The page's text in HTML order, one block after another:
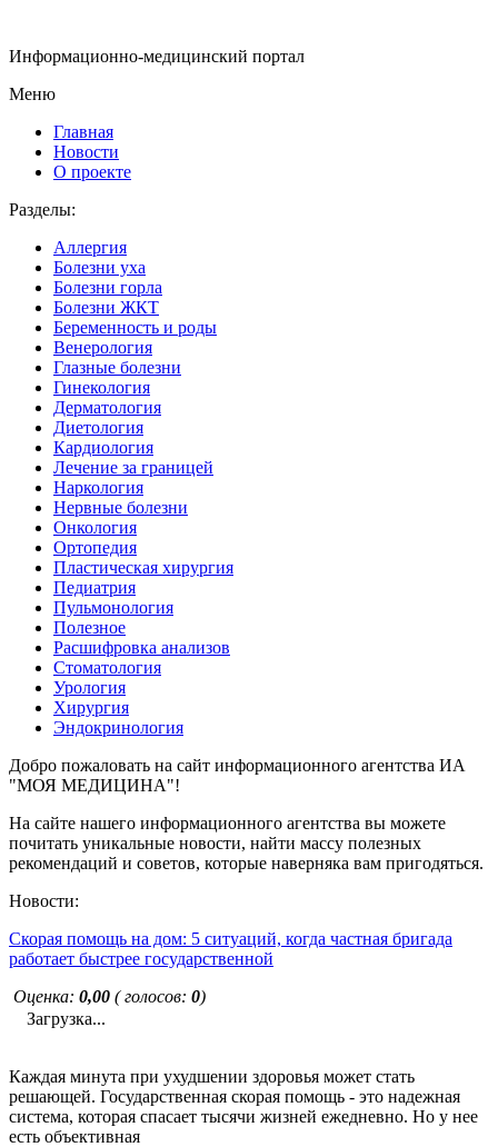
Информационно-медицинский портал
Меню
Главная
Новости
О проекте
Разделы:
Аллергия
Болезни уха
Болезни горла
Болезни ЖКТ
Беременность и роды
Венерология
Глазные болезни
Гинекология
Дерматология
Диетология
Кардиология
Лечение за границей
Наркология
Нервные болезни
Онкология
Ортопедия
Пластическая хирургия
Педиатрия
Пульмонология
Полезное
Расшифровка анализов
Стоматология
Урология
Хирургия
Эндокринология
Добро пожаловать на сайт информационного агентства ИА
"МОЯ МЕДИЦИНА"!
На сайте нашего информационного агентства вы можете
почитать уникальные новости, найти массу полезных
рекомендаций и советов, которые наверняка вам пригодяться.
Новости:
Скорая помощь на дом: 5 ситуаций, когда частная бригада
работает быстрее государственной
Оценка: 0,00 ( голосов: 0)
Загрузка...
Каждая минута при ухудшении здоровья может стать
решающей. Государственная скорая помощь - это надежная
система, которая спасает тысячи жизней ежедневно. Но у нее
есть объективная